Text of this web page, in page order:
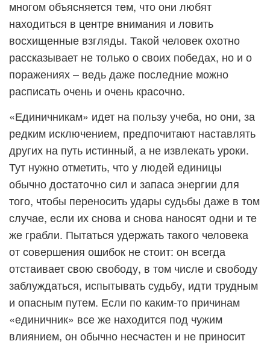
многом объясняется тем, что они любят
находиться в центре внимания и ловить
восхищенные взгляды. Такой человек охотно
рассказывает не только о своих победах, но и о
поражениях – ведь даже последние можно
расписать очень и очень красочно.
«Единичникам» идет на пользу учеба, но они, за
редким исключением, предпочитают наставлять
других на путь истинный, а не извлекать уроки.
Тут нужно отметить, что у людей единицы
обычно достаточно сил и запаса энергии для
того, чтобы переносить удары судьбы даже в том
случае, если их снова и снова наносят одни и те
же грабли. Пытаться удержать такого человека
от совершения ошибок не стоит: он всегда
отстаивает свою свободу, в том числе и свободу
заблуждаться, испытывать судьбу, идти трудным
и опасным путем. Если по каким-то причинам
«единичник» все же находится под чужим
влиянием, он обычно несчастен и не приносит